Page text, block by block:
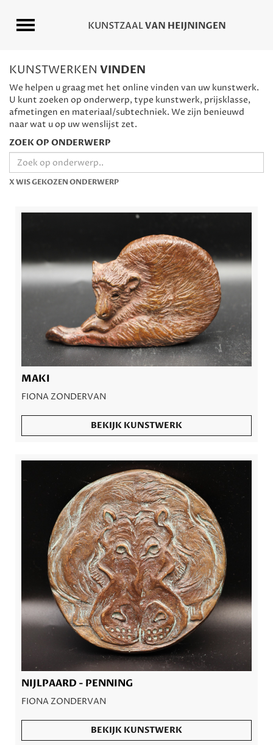
KUNSTWERKEN VINDEN
We helpen u graag met het online vinden van uw kunstwerk.
U kunt zoeken op onderwerp, type kunstwerk, prijsklasse,
afmetingen en materiaal/subtechniek. We zijn benieuwd
naar wat u op uw wenslijst zet.
ZOEK OP ONDERWERP
X WIS GEKOZEN ONDERWERP
MAKI
FIONA ZONDERVAN
BEKIJK KUNSTWERK
NIJLPAARD - PENNING
FIONA ZONDERVAN
BEKIJK KUNSTWERK